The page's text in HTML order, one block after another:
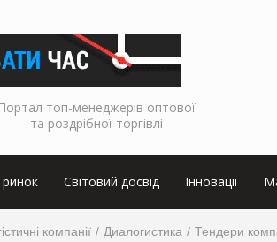
Портал топ-менеджерів оптової
та роздрібної торгівлі
Світовий досвід Інновації
компанії Диалогистика Тендери